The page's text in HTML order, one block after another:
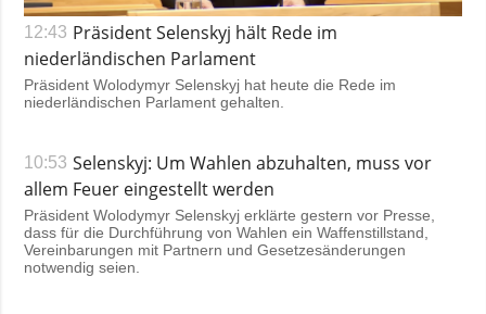
Kriminalität
Notstand und
Notfälle
Interview
Fotos
Video
12:43 Präsident Selenskyj hält Rede im
niederländischen Parlament
Präsident Wolodymyr Selenskyj hat heute die Rede im
niederländischen Parlament gehalten.
10:53 Selenskyj: Um Wahlen abzuhalten, muss vor
allem Feuer eingestellt werden
Präsident Wolodymyr Selenskyj erklärte gestern vor Presse,
dass für die Durchführung von Wahlen ein Waffenstillstand,
Vereinbarungen mit Partnern und Gesetzesänderungen
notwendig seien.